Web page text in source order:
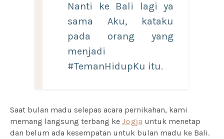
Nanti ke Bali lagi ya
sama Aku, kataku
pada orang yang
menjadi
#TemanHidupKu itu.
Saat bulan madu selepas acara pernikahan, kami
memang langsung terbang ke Jogja untuk menetap
dan belum ada kesempatan untuk bulan madu ke Bali.